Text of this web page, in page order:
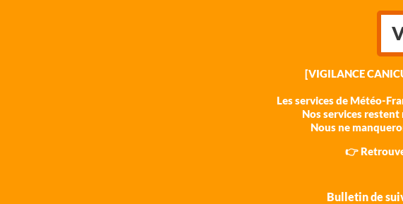
[VIGILANCE
Les services de Météo-
Nos services
Nous ne
👉
Bulletin de